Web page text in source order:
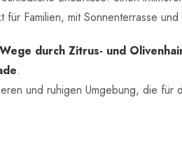
Familien, mit Sonnenterrasse und
Wege durch Zitrus- und
.
und ruhigen Umgebung, die für